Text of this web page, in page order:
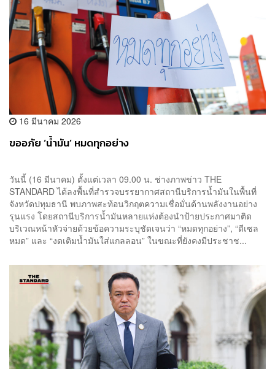
16 มีนาคม 2026
ขออภัย ‘น้ำมัน’ หมดทุกอย่าง
วันนี้ (16 มีนาคม) ตั้งแต่เวลา 09.00 น. ช่างภาพข่าว THE
STANDARD ได้ลงพื้นที่สำรวจบรรยากาศสถานีบริการน้ำมันในพื้นที่
จังหวัดปทุมธานี พบภาพสะท้อนวิกฤตความเชื่อมั่นด้านพลังงานอย่าง
รุนแรง โดยสถานีบริการน้ำมันหลายแห่งต้องนำป้ายประกาศมาติด
บริเวณหน้าหัวจ่ายด้วยข้อความระบุชัดเจนว่า “หมดทุกอย่าง”, “ดีเซล
หมด” และ “งดเติมน้ำมันใส่แกลลอน” ในขณะที่ยังคงมีประชาช...